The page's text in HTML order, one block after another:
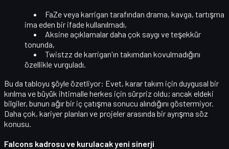
FaZe veya karrigan tarafından drama, kavga, tartışma
ima eden bir ifade kullanılmadı,
Aksine açıklamalar daha çok saygı ve teşekkür
tonunda,
Twistzz de karrigan'ın takımdan kovulmadığını
özellikle vurguladı.
Bu da tabloyu şöyle özetliyor: Evet, karar takım için duygusal bir
kırılma ve büyük ihtimalle herkes için sürpriz oldu; ancak eldeki
bilgiler, bunun ağır bir iç çatışma sonucu alındığını göstermiyor.
Daha çok, kariyer planları ve projeler arasında bir ayrışma söz
konusu.
Falcons kadrosu ve kurulacak yeni sinerji